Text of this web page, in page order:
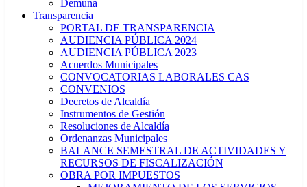
Demuna
Transparencia
PORTAL DE TRANSPARENCIA
AUDIENCIA PÚBLICA 2024
AUDIENCIA PÚBLICA 2023
Acuerdos Municipales
CONVOCATORIAS LABORALES CAS
CONVENIOS
Decretos de Alcaldía
Instrumentos de Gestión
Resoluciones de Alcaldía
Ordenanzas Municipales
BALANCE SEMESTRAL DE ACTIVIDADES Y
RECURSOS DE FISCALIZACIÓN
OBRA POR IMPUESTOS